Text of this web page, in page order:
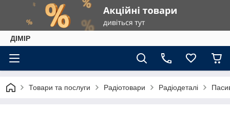
ДІМІР
Товари та послуги Радіотовари Радіодеталі